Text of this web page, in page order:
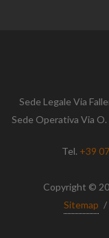
Sede Legale Via
Sede Operativa Via
Tel. +39
Copyright ©
Sitemap /